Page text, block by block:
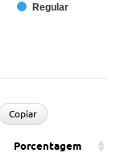
Regular
Copiar
Porcentagem